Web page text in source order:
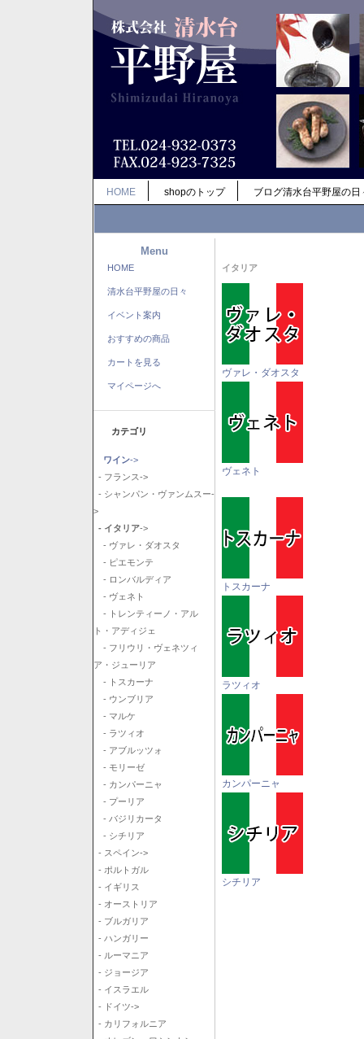
HOME shopのトップ ブログ清水台平野屋の日
Menu
HOME
清水台平野屋の日々
イベント案内
おすすめの商品
カートを見る
マイページへ
カテゴリ
ワイン->
- フランス->
- シャンパン・ヴァンムスー-
>
- イタリア->
- ヴァレ・ダオスタ
- ピエモンテ
- ロンバルディア
- ヴェネト
- トレンティーノ・アル
ト・アディジェ
- フリウリ・ヴェネツィ
ア・ジューリア
- トスカーナ
- ウンブリア
- マルケ
- ラツィオ
- アブルッツォ
- モリーゼ
- カンパーニャ
- プーリア
- バジリカータ
- シチリア
- スペイン->
- ポルトガル
- イギリス
- オーストリア
- ブルガリア
- ハンガリー
- ルーマニア
- ジョージア
- イスラエル
- ドイツ->
- カリフォルニア
イタリア
ヴァレ・ダオスタ
ヴェネト
トスカーナ
ラツィオ
カンパーニャ
シチリア